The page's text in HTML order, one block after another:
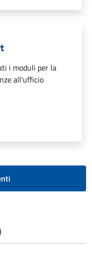
i moduli per la
all'ufficio